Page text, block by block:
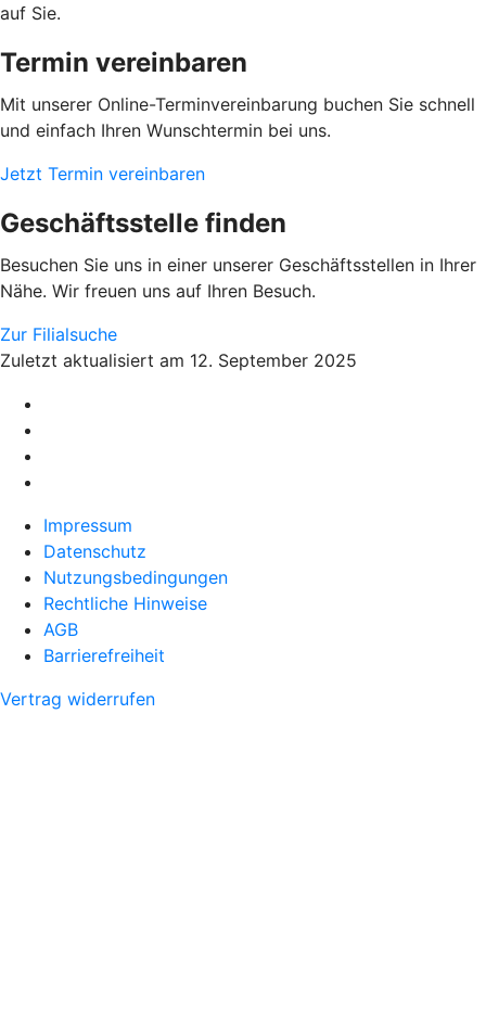
auf Sie.
Termin vereinbaren
Mit unserer Online-Terminvereinbarung buchen Sie schnell
und einfach Ihren Wunschtermin bei uns.
Jetzt Termin vereinbaren
Geschäftsstelle finden
Besuchen Sie uns in einer unserer Geschäftsstellen in Ihrer
Nähe. Wir freuen uns auf Ihren Besuch.
Zur Filialsuche
Zuletzt aktualisiert am 12. September 2025
Impressum
Datenschutz
Nutzungsbedingungen
Rechtliche Hinweise
AGB
Barrierefreiheit
Vertrag widerrufen